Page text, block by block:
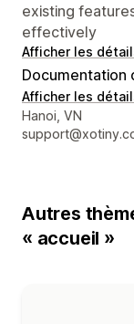
existing
effectively
Afficher les
Documentation
Afficher les
Coordonnées du
Hanoi, VN
Autres
« accueil »